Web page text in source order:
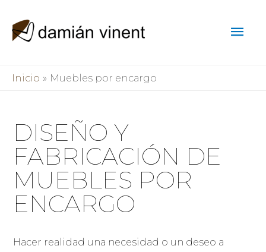
Inicio Muebles por encargo
DISEÑO Y
FABRICACIÓN DE
MUEBLES POR
ENCARGO
Hacer realidad una necesidad o un deseo a